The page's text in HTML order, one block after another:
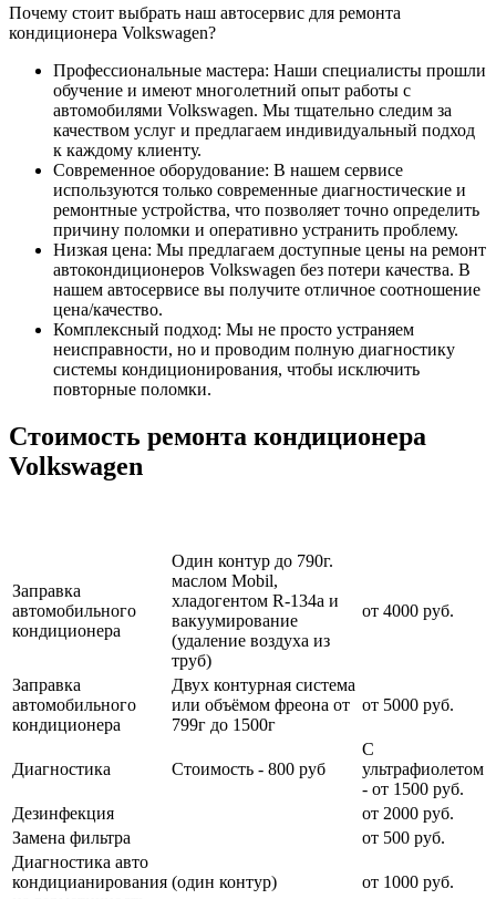
Почему стоит выбрать наш автосервис для ремонта
кондиционера Volkswagen?
Профессиональные мастера: Наши специалисты прошли
обучение и имеют многолетний опыт работы с
автомобилями Volkswagen. Мы тщательно следим за
качеством услуг и предлагаем индивидуальный подход
к каждому клиенту.
Современное оборудование: В нашем сервисе
используются только современные диагностические и
ремонтные устройства, что позволяет точно определить
причину поломки и оперативно устранить проблему.
Низкая цена: Мы предлагаем доступные цены на ремонт
автокондиционеров Volkswagen без потери качества. В
нашем автосервисе вы получите отличное соотношение
цена/качество.
Комплексный подход: Мы не просто устраняем
неисправности, но и проводим полную диагностику
системы кондиционирования, чтобы исключить
повторные поломки.
Стоимость ремонта кондиционера
Volkswagen
Заправка
автомобильного
кондиционера
Один контур до 790г.
маслом Mobil,
хладогентом R-134a и
вакуумирование
(удаление воздуха из
труб)
от 4000 руб.
Заправка
автомобильного
кондиционера
Двух контурная система
или объёмом фреона от
799г до 1500г
от 5000 руб.
Диагностика Стоимость - 800 руб
С
ультрафиолетом
- от 1500 руб.
Дезинфекция
от 2000 руб.
Замена фильтра
от 500 руб.
Диагностика авто
кондицианирования (один контур) от 1000 руб.